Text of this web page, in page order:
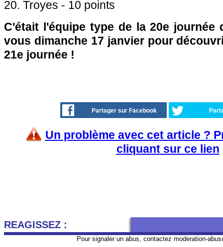
20. Troyes - 10 points
C'était l'équipe type de la 20e journée
vous dimanche 17 janvier pour
21e journée !
Partager sur Facebook
Un problème avec cet article ?
cliquant sur ce lien
REAGISSEZ :
Pour signaler un abus, contactez moderation-